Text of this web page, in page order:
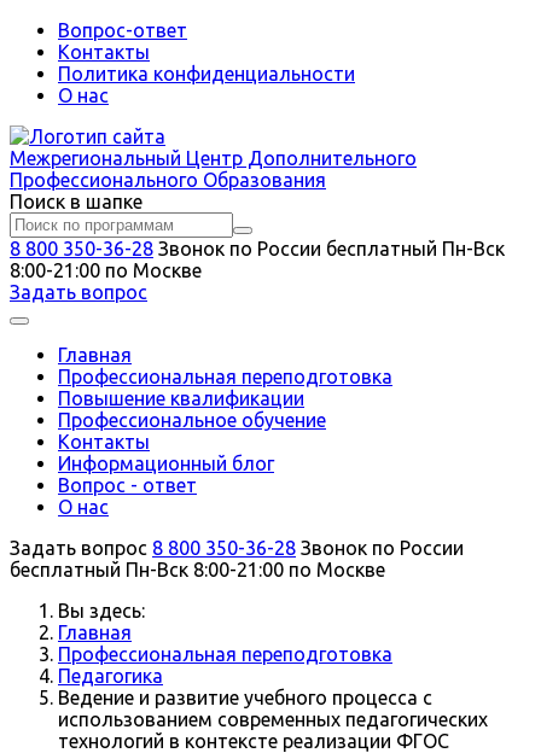
Вопрос-ответ
Контакты
Политика конфиденциальности
О нас
Межрегиональный Центр Дополнительного
Профессионального Образования
Поиск в шапке
8 800 350-36-28 Звонок по России бесплатный Пн-Вск
8:00-21:00 по Москве
Задать вопрос
Главная
Профессиональная переподготовка
Повышение квалификации
Профессиональное обучение
Контакты
Информационный блог
Вопрос - ответ
О нас
Задать вопрос 8 800 350-36-28 Звонок по России
бесплатный Пн-Вск 8:00-21:00 по Москве
Вы здесь:
Главная
Профессиональная переподготовка
Педагогика
Ведение и развитие учебного процесса с
использованием современных педагогических
технологий в контексте реализации ФГОС